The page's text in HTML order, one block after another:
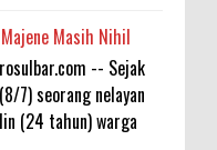
Masih Nihil
-- Sejak
7) seorang nelayan
(24 tahun) warga